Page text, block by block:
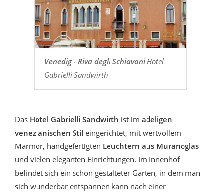
Venedig - Riva degli SchiavoniHotel
Gabrielli Sandwirth
Das Hotel Gabrielli Sandwirth ist im adeligen
venezianischen Stil eingerichtet, mit wertvollem
Marmor, handgefertigten Leuchtern aus Muranoglas
und vielen eleganten Einrichtungen. Im Innenhof
befindet sich ein schön gestalteter Garten, in dem man
sich wunderbar entspannen kann nach einer